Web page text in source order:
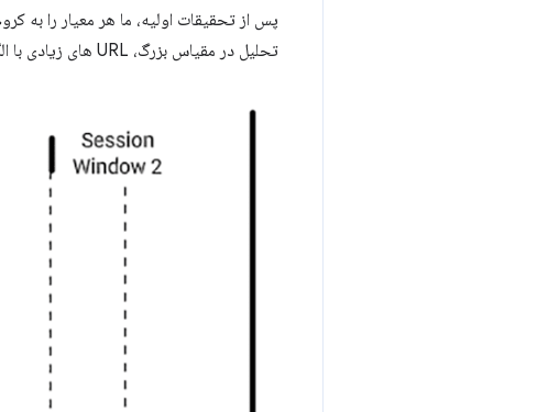
تحلیل در مقیاس بزرگ، URL های زیادی با الگوهای تغییر طرح مانند این پیدا کردیم: